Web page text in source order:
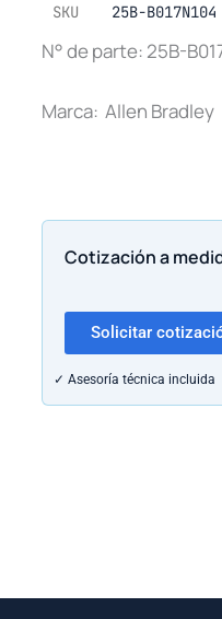
SKU 25B-B017N104
N° de parte: 25B-
Marca: Allen Bradley
Cotización a
Solicitar
✓ Asesoría técnica